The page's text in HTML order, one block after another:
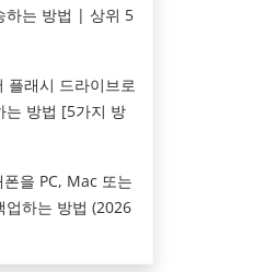
하는 방법 | 상위 5
래시 드라이브로
는 방법 [5가지 방
을 PC, Mac 또는
업하는 방법 (2026